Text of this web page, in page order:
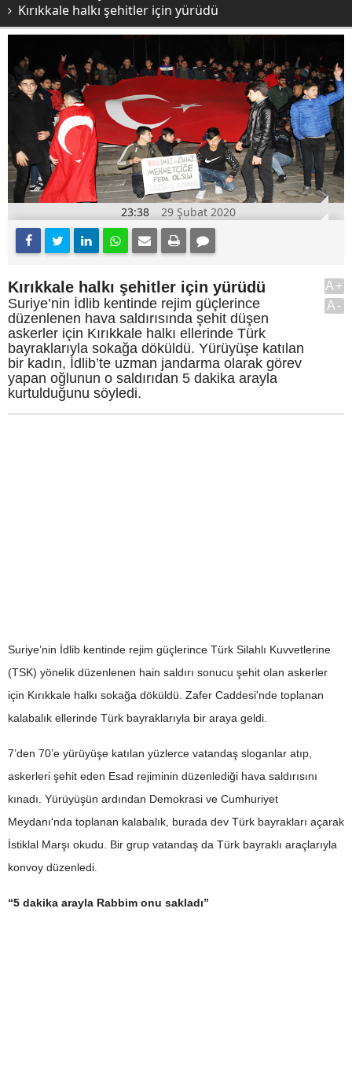
Kırıkkale halkı şehitler için yürüdü
23:38 29 Şubat 2020
Kırıkkale halkı şehitler için yürüdü
Suriye’nin İdlib kentinde rejim güçlerince
düzenlenen hava saldırısında şehit düşen
askerler için Kırıkkale halkı ellerinde Türk
bayraklarıyla sokağa döküldü. Yürüyüşe katılan
bir kadın, İdlib’te uzman jandarma olarak görev
yapan oğlunun o saldırıdan 5 dakika arayla
kurtulduğunu söyledi.
A+
A-
Suriye’nin İdlib kentinde rejim güçlerince Türk Silahlı Kuvvetlerine
(TSK) yönelik düzenlenen hain saldırı sonucu şehit olan askerler
için Kırıkkale halkı sokağa döküldü. Zafer Caddesi'nde toplanan
kalabalık ellerinde Türk bayraklarıyla bir araya geldi.
7’den 70’e yürüyüşe katılan yüzlerce vatandaş sloganlar atıp,
askerleri şehit eden Esad rejiminin düzenlediği hava saldırısını
kınadı. Yürüyüşün ardından Demokrasi ve Cumhuriyet
Meydanı'nda toplanan kalabalık, burada dev Türk bayrakları açarak
İstiklal Marşı okudu. Bir grup vatandaş da Türk bayraklı araçlarıyla
konvoy düzenledi.
“5 dakika arayla Rabbim onu sakladı”